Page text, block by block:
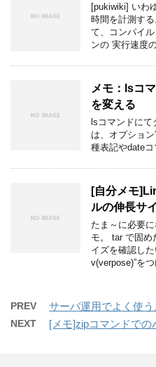
[pukiwiki] いわ
時間を計測す
て、コンパイ
ンの 実行速度
メモ：lsコ
を変える
lsコマンドにて
は、オプション
種表記やdateコ
[自分メモ
ルの伸長サ
たま～に必要
モ。 tar で固め
イズを確認し
v(verpose)”を
PREV サーバ運用でよく使
NEXT [メモ]zipコマンドで